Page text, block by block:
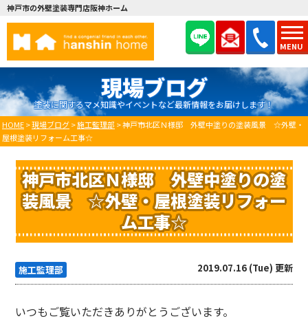
MENU
神戸市の外壁塗装専門店阪神ホーム
現場ブログ
塗装に関するマメ知識やイベントなど最新情報をお届けします！
HOME>現場ブログ>施工監理部 >神戸市北区Ｎ様邸 外壁中塗りの塗装風景 ☆外壁・
屋根塗装リフォーム工事☆
神戸市北区Ｎ様邸 外壁中塗りの塗
装風景 ☆外壁・屋根塗装リフォー
ム工事☆
施工監理部 2019.07.16 (Tue) 更新
いつもご覧いただきありがとうございます。